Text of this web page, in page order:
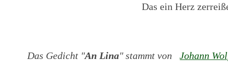
Das ein Herz
Das Gedicht "An Lina" stammt von Johann